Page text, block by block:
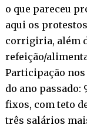
o que pareceu
aqui os
corrigiria, além
refeição/
Participação nos
do ano passado:
fixos, com teto
três salários